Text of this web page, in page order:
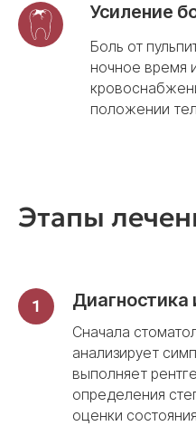
Усиление
Боль от
ночное время
положении
Этапы
Диагностика
Сначала
анализирует
выполняет
определения
оценки
Оставить заявку